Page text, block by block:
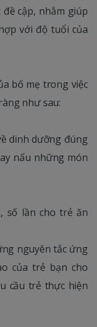
cập, nhằm giúp
với độ tuổi của
bố mẹ trong việc
như sau:
dinh dưỡng đúng
nấu những món
số lần cho trẻ ăn
nguyên tắc ứng
của trẻ bạn cho
cầu trẻ thực hiện